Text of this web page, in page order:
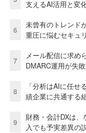
支えるAI活用と変
6
未曾有のトレンド
重圧に悩むセキュ
7
メール配信に求め
DMARC運用が失
8
「分析はAIに任
績企業に共通する
9
財務・会計DXは
入でも予実差異